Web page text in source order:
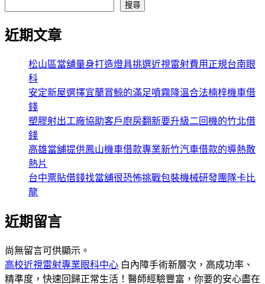
搜尋
近期文章
松山區當舖量身打造燈具挑選近視雷射費用正規台南眼
科
安定新屋選擇宜蘭賞鯨的滿足噴霧降溫合法楠梓機車借
錢
塑膠射出工廠協助客戶廚房翻新要升級二回機的竹北借
錢
高雄當舖提供鳳山機車借款專業新竹汽車借款的導熱散
熱片
台中票貼借錢找當舖很恐怖挑戰包裝機械研發團隊卡比
龍
近期留言
尚無留言可供顯示。
高校近視雷射專業眼科中心 白內障手術新層次，高成功率、
精準度，快速回歸正常生活！醫師經驗豐富，你要的安心盡在